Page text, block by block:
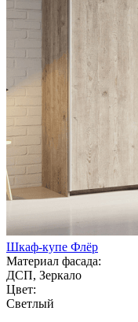
Шкаф-купе Флёр
Материал фасада:
ДСП, Зеркало
Цвет:
Светлый